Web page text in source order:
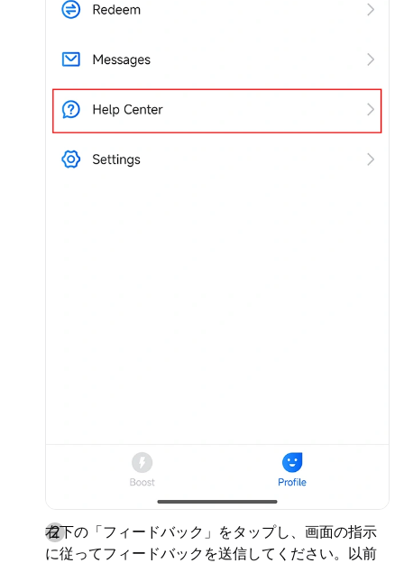
右下の「フィードバック」をタップし、画面の指示
に従ってフィードバックを送信してください。以前